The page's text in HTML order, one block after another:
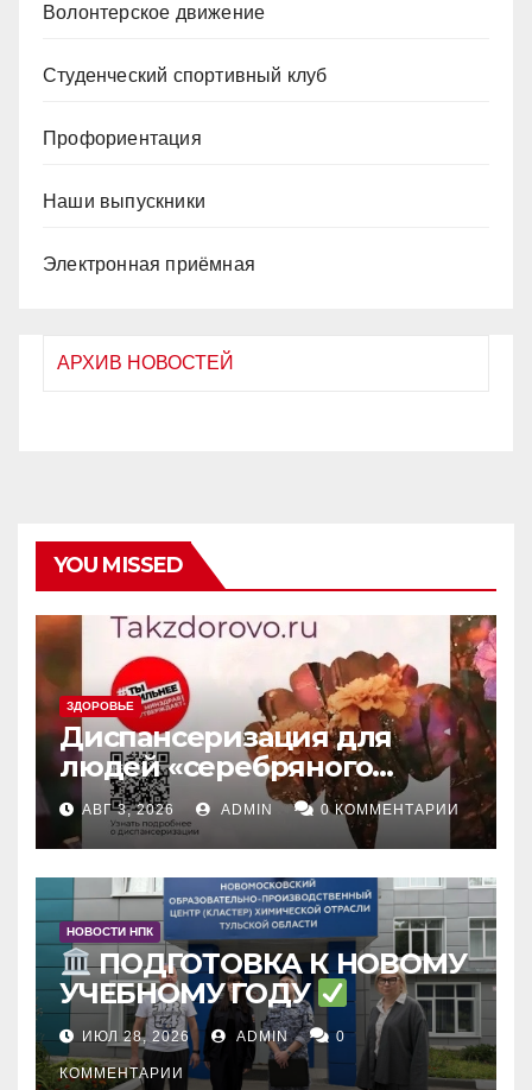
Волонтерское движение
Студенческий спортивный клуб
Профориентация
Наши выпускники
Электронная приёмная
АРХИВ НОВОСТЕЙ
YOU MISSED
ЗДОРОВЬЕ
Диспансеризация для
людей «серебряного
возраста»
: зачем и что
входит
АВГ 3, 2026 ADMIN 0 КОММЕНТАРИИ
НОВОСТИ НПК
ПОДГОТОВКА К НОВОМУ
УЧЕБНОМУ ГОДУ
ИЮЛ 28, 2026 ADMIN 0
КОММЕНТАРИИ